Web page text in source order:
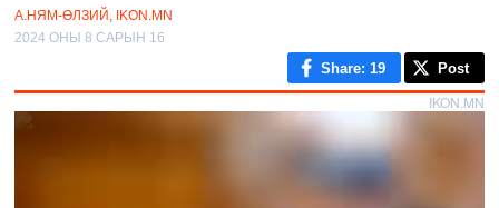
А.НЯМ-ӨЛЗИЙ, IKON.MN
2024 ОНЫ 8 САРЫН 16
Share: 19 Post
IKON.MN